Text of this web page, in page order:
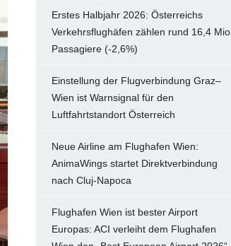
Erstes Halbjahr 2026: Österreichs
Verkehrsflughäfen zählen rund 16,4 Mio.
Passagiere (-2,6%)
Einstellung der Flugverbindung Graz–
Wien ist Warnsignal für den
Luftfahrtstandort Österreich
Neue Airline am Flughafen Wien:
AnimaWings startet Direktverbindung
nach Cluj-Napoca
Flughafen Wien ist bester Airport
Europas: ACI verleiht dem Flughafen